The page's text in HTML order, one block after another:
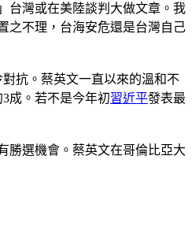
台灣或在美陸談判大做文章。我
之不理，台海安危還是台灣自己
抗。蔡英文一直以來的溫和不
成。若不是今年初習近平發表最
勝選機會。蔡英文在哥倫比亞大